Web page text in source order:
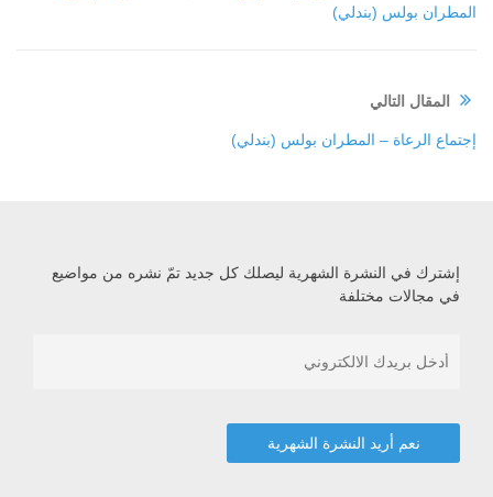
المطران بولس (بندلي)
المقال التالي
إجتماع الرعاة – المطران بولس (بندلي)
إشترك في النشرة الشهرية ليصلك كل جديد تمّ نشره من مواضيع
في مجالات مختلفة